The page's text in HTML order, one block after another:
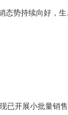
态势持续向好，生
已开展小批量销